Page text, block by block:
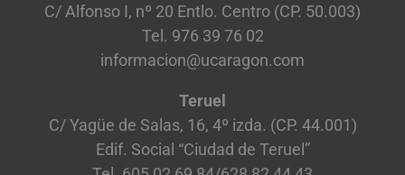
C/ Alfonso I, nº 20 Entlo. Centro (CP. 50.003)
Tel. 976 39 76 02
informacion@ucaragon.com
Teruel
C/ Yagüe de Salas, 16, 4º izda. (CP. 44.001)
Edif. Social “Ciudad de Teruel”